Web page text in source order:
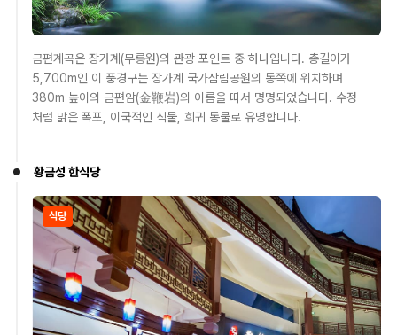
금편계곡은 장가계(무릉원)의 관광 포인트 중 하나입니다. 총길이가
5,700m인 이 풍경구는 장가계 국가삼림공원의 동쪽에 위치하며
380m 높이의 금편암(金鞭岩)의 이름을 따서 명명되었습니다. 수정
처럼 맑은 폭포, 이국적인 식물, 희귀 동물로 유명합니다.
황금성 한식당
식당